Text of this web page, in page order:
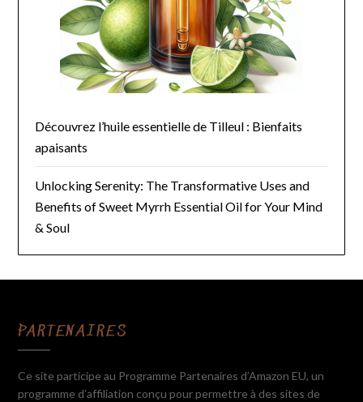
Découvrez l’huile essentielle de Tilleul : Bienfaits
apaisants
Unlocking Serenity: The Transformative Uses and
Benefits of Sweet Myrrh Essential Oil for Your Mind
& Soul
PARTENAIRES
Ce site participe au Programme Partenaires d’Amazon EU, un
programme d’affiliation conçu pour permettre à des sites de